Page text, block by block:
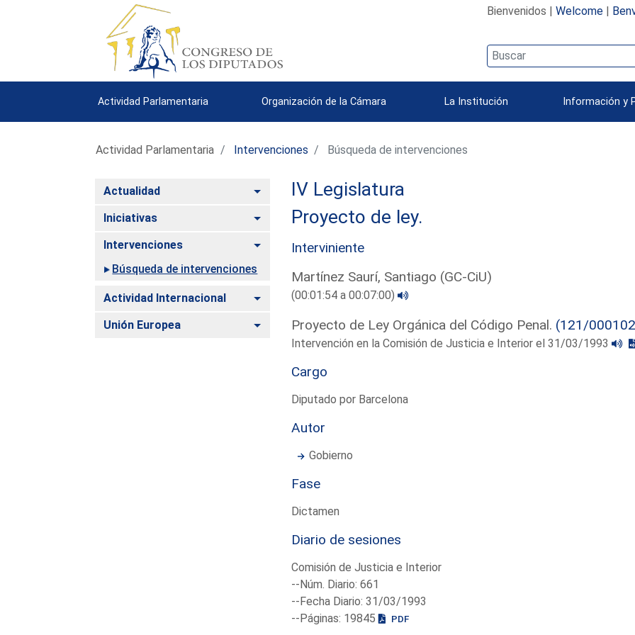
Bienvenidos | Welcome|
Actividad Parlamentaria Organización de la Cámara La Institución Información y
Actividad Parlamentaria Intervenciones Búsqueda de intervenciones
Actualidad Alternar
Iniciativas Alternar
Intervenciones
Alternar
Búsqueda de intervenciones
Actividad Internacional Alternar
Unión Europea Alternar
IV Legislatura
Proyecto de ley.
Interviniente
Martínez Saurí, Santiago (GC-CiU)
(00:01:54 a 00:07:00)
Proyecto de Ley Orgánica del Código Penal. (121/
Intervención en la Comisión de Justicia e Interior el 31/03/1993
Cargo
Diputado por Barcelona
Autor
Gobierno
Fase
Dictamen
Diario de sesiones
Comisión de Justicia e Interior
--Núm. Diario: 661
--Fecha Diario: 31/03/1993
--Páginas: 19845
PDF